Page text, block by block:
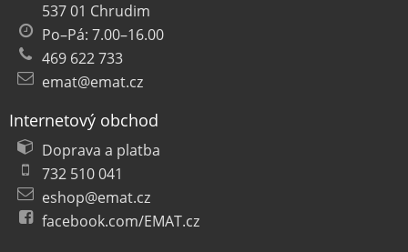
537 01 Chrudim
Po–Pá: 7.00–16.00
469 622 733
emat@emat.cz
Internetový obchod
Doprava a platba
732 510 041
eshop@emat.cz
facebook.com/EMAT.cz